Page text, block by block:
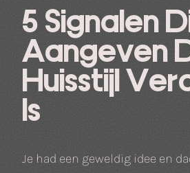
5 Signalen
Aangeven
Huisstijl
Is
Je had een geweldig idee en